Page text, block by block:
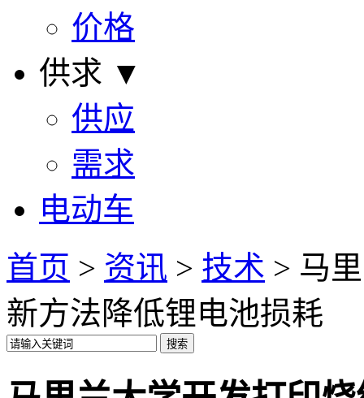
价格
供求 ▼
供应
需求
电动车
首页 > 资讯 > 技术 > 马
新方法降低锂电池损耗